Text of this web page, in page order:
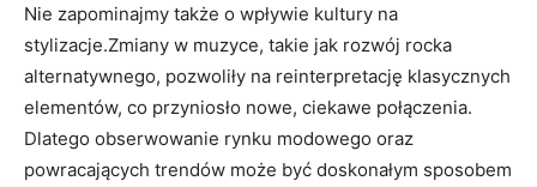
Nie zapominajmy także o wpływie kultury na
stylizacje.Zmiany w muzyce, takie jak rozwój rocka
alternatywnego, pozwoliły na reinterpretację klasycznych
elementów, co przyniosło nowe, ciekawe połączenia.
Dlatego obserwowanie rynku modowego oraz
powracających trendów może być doskonałym sposobem